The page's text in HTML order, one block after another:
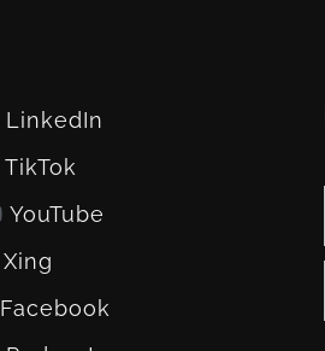
LinkedIn
TikTok
YouTube
Xing
Facebook